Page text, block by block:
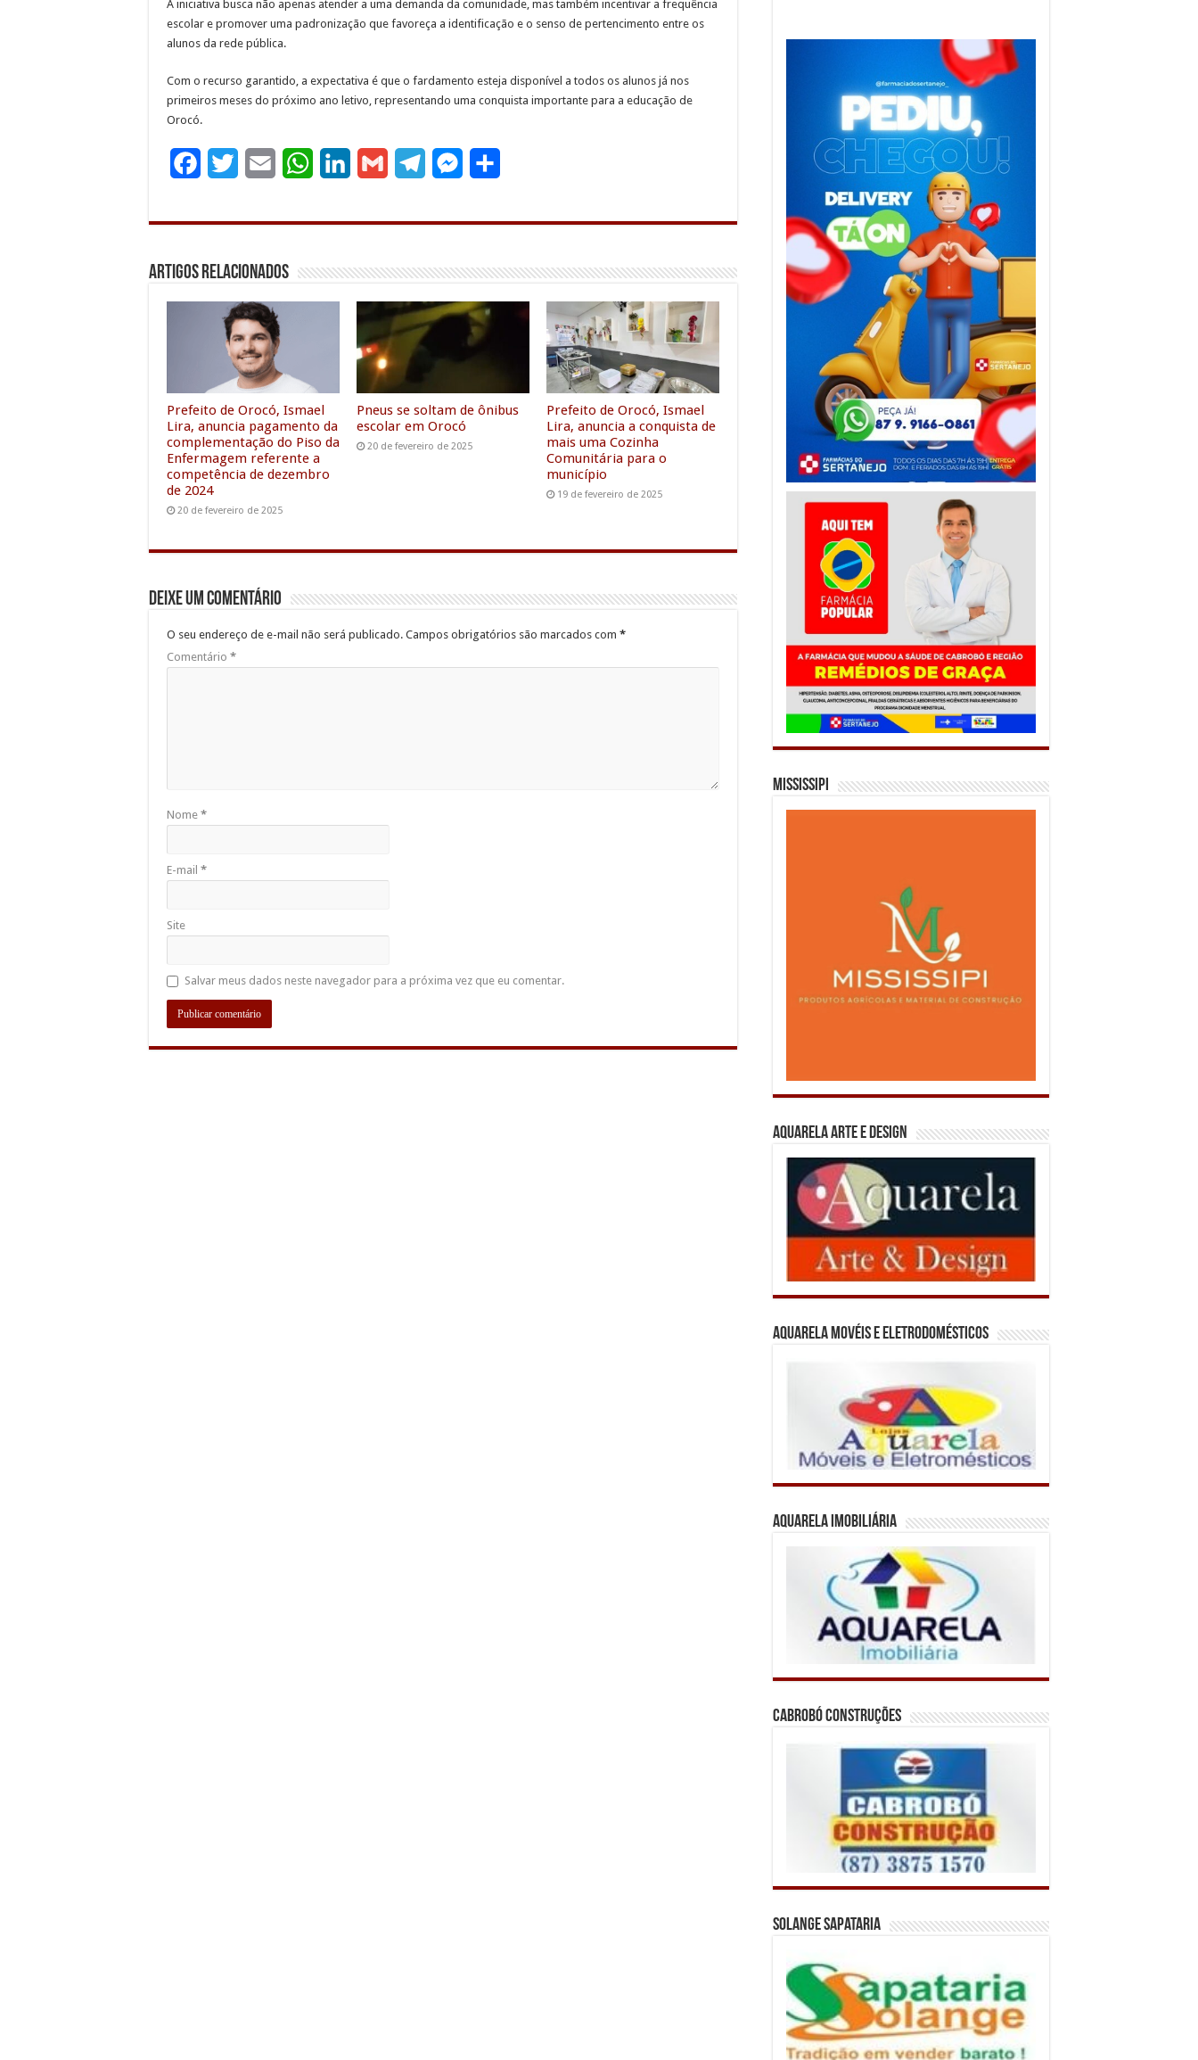
A iniciativa busca não apenas atender a uma demanda da comunidade, mas também incentivar a frequência
escolar e promover uma padronização que favoreça a identificação e o senso de pertencimento entre os
alunos da rede pública.
Com o recurso garantido, a expectativa é que o fardamento esteja disponível a todos os alunos já nos
primeiros meses do próximo ano letivo, representando uma conquista importante para a educação de
Orocó.
c
b
i
t
e
r
a
l
a
s
n
e
a
l
l
g
r
s
e
n
g
r
a
e
Artigos Relacionados
Prefeito de Orocó, Ismael
Lira, anuncia pagamento da
complementação do Piso da
Enfermagem referente a
competência de dezembro
de 2024
20 de fevereiro de 2025
Pneus se soltam de ônibus
escolar em Orocó
20 de fevereiro de 2025
Prefeito de Orocó, Ismael
Lira, anuncia a conquista de
mais uma Cozinha
Comunitária para o
município
19 de fevereiro de 2025
Deixe um comentário
O seu endereço de e-mail não será publicado. Campos obrigatórios são marcados com *
Comentário *
Nome *
E-mail *
Site
Salvar meus dados neste navegador para a próxima vez que eu comentar.
Mississipi
Aquarela Arte e Design
Aquarela Movéis e Eletrodomésticos
Aquarela Imobiliária
Cabrobó Construções
Solange Sapataria